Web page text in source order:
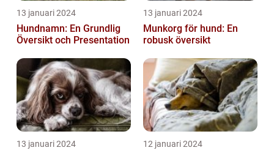
13 januari 2024
Hundnamn: En Grundlig
Översikt och Presentation
13 januari 2024
Munkorg för hund: En
robusk översikt
13 januari 2024 12 januari 2024